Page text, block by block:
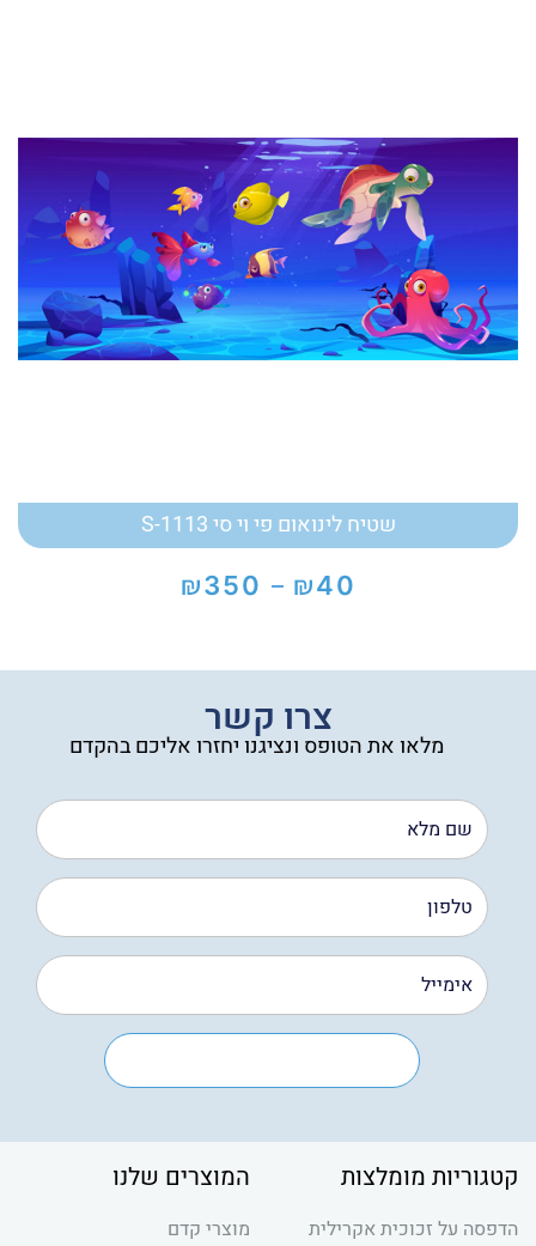
שטיח לינואום פי וי סי S-1113
₪40
–
₪350
טווח
עד
צרו קשר
מלאו את הטופס ונציגנו יחזרו אליכם בהקדם
קטגוריות מומלצות
הדפסה על זכוכית אקרילית
המוצרים שלנו
מוצרי קדם